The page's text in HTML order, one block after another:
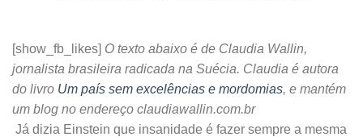
[show_fb_likes] O texto abaixo é de Claudia Wallin,
jornalista brasileira radicada na Suécia. Claudia é autora
do livro Um país sem excelências e mordomias, e mantém
um blog no endereço claudiawallin.com.br
Já dizia Einstein que insanidade é fazer sempre a mesma